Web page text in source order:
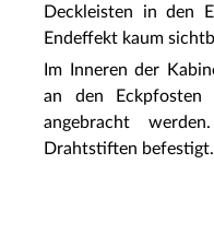
Deckleisten in den
Endeffekt kaum
Im Inneren der
an den
angebracht
Drahtstiften befestigt.